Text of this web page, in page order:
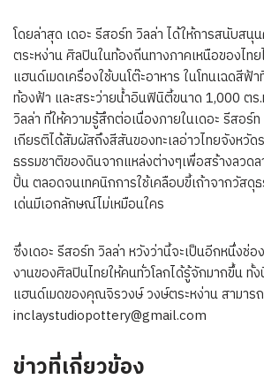
โดยล่าสุด เดอะ รีสอร์ท วิลล่า ได้ให้การสนับส
ตระหง่าน ศิลปินในท้องถิ่นทางภาคเหนือของไท
แฮนด์เมดเครื่องใช้บนโต๊ะอาหาร ในโทนเฉดสีฟ้
ท้องฟ้า และสระว่ายน้ำอินฟินิตี้ขนาด 1,000 ตร.
วิลล่า ที่ให้ความรู้สึกต่อเนื่องภายในเดอะ รีสอร์
เกียรติได้สัมผัสถึงสีสันของทะเลอ่าวไทยจังหวัด
ธรรมชาติของดินจากแหล่งต่างๆเพื่อสร้างลวด
ปั้น ตลอดจนเทคนิกการใช้เคลือบขี้เถ้าจากวัสดุ
เด่นมีเอกลักษณ์ไม่เหมือนใคร
ซึ่งเดอะ รีสอร์ท วิลล่า หวังว่านี้จะเป็นอีกหนึ่งช่
งานของศิลปินไทยให้คนทั่วโลกได้รู้จักมากขึ้น ทั้
แฮนด์เมดของคุณจิรวงษ์ วงษ์ตระหง่าน สามา
inclaystudiopottery@gmail.com
ข่าวที่เกี่ยวข้อง